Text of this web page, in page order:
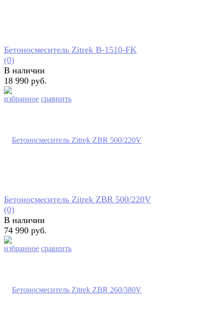
избранное сравнить
Бетоносмеситель Zitrek B-1510-FK
(0)
В наличии
18 990 руб.
избранное сравнить
Бетоносмеситель Zitrek ZBR 500/220V
(0)
В наличии
74 990 руб.